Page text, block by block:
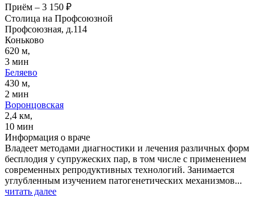
Приём – 3 150 ₽
Столица на Профсоюзной
Профсоюзная, д.114
Коньково
620 м,
3 мин
Беляево
430 м,
2 мин
Воронцовская
2,4 км,
10 мин
Информация о враче
Владеет методами диагностики и лечения различных форм
бесплодия у супружеских пар, в том числе с применением
современных репродуктивных технологий. Занимается
углубленным изучением патогенетических механизмов...
читать далее